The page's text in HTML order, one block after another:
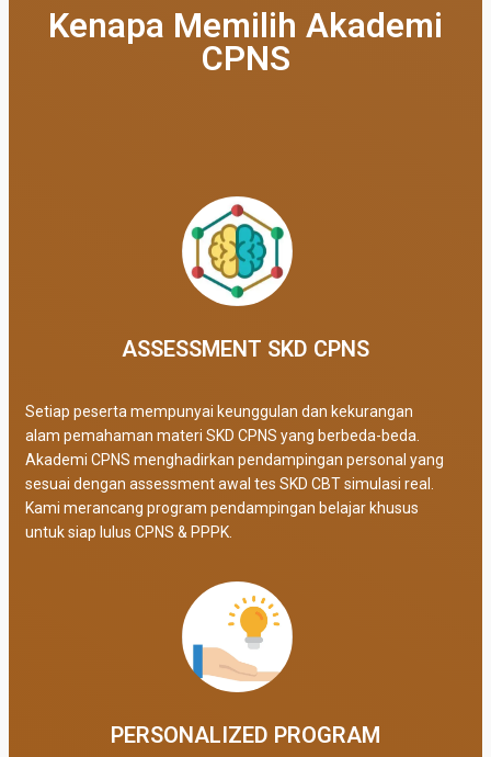
Kenapa Memilih Akademi
CPNS
ASSESSMENT SKD CPNS
Setiap peserta mempunyai keunggulan dan kekurangan
alam pemahaman materi SKD CPNS yang berbeda-beda.
Akademi CPNS menghadirkan pendampingan personal yang
sesuai dengan assessment awal tes SKD CBT simulasi real.
Kami merancang program pendampingan belajar khusus
untuk siap lulus CPNS & PPPK.
PERSONALIZED PROGRAM​